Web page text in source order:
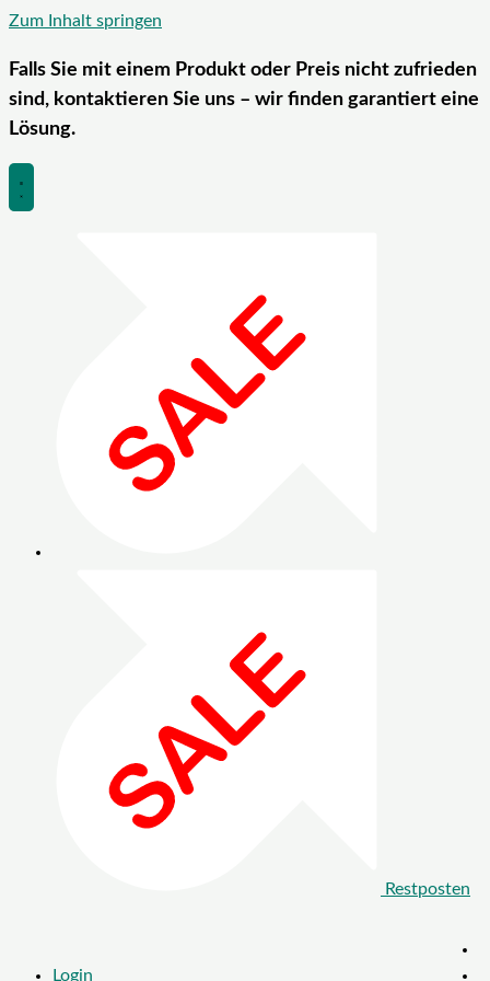
Zum Inhalt springen
Falls Sie mit einem Produkt oder Preis nicht zufrieden
sind, kontaktieren Sie uns – wir finden garantiert eine
Lösung.
Restposten
Login